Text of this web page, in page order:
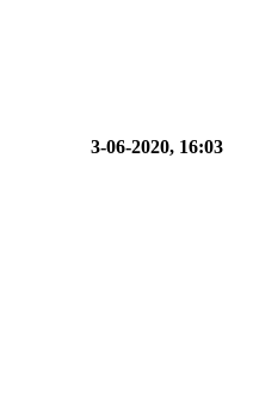
3-06-2020, 16:03